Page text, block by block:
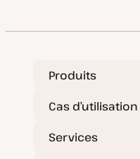
Produits
Cas d’utilisation
Services